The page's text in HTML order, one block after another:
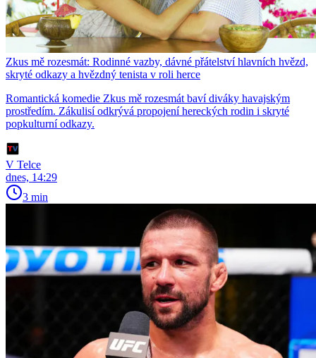
Zkus mě rozesmát: Rodinné vazby, dávné přátelství hlavních hvězd,
skryté odkazy a hvězdný tenista v roli herce
Romantická komedie Zkus mě rozesmát baví diváky havajským
prostředím. Zákulisí odkrývá propojení hereckých rodin i skryté
popkulturní odkazy.
V Telce
dnes, 14:29
3 min